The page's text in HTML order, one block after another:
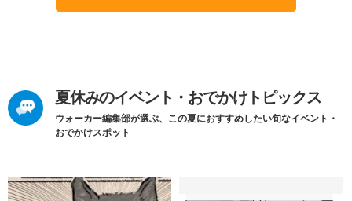
夏休みのイベント・おでかけトピックス
ウォーカー編集部が選ぶ、この夏におすすめしたい旬なイベント・
おでかけスポット